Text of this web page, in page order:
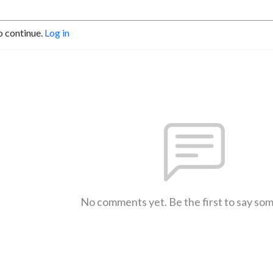
continue. Log in
No comments yet. Be the first to say